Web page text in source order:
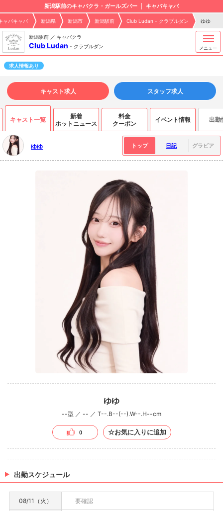
新潟駅前のキャバクラ・ガールズバー キャバキャバ
ャバキャバ 新潟県 新潟市 新潟駅前 Club Ludan - クラブルダン ゆゆ
新潟駅前 ／ キャバクラ
Club Ludan - クラブルダン メニュー
求人情報あり
キャスト求人 スタッフ求人
キャスト一覧
新着
ホットニュース
料金
クーポン
イベント情報 出勤
ゆゆ トップ 日記 グラビア
ゆゆ
--型 ／ -- ／ T--.B--(--).W--.H--cm
0 ☆お気に入りに追加
出勤スケジュール
08/11（火） 要確認